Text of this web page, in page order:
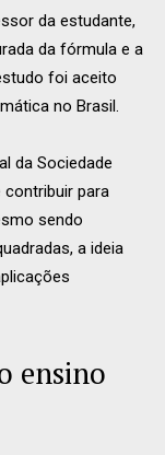
da estudante,
da fórmula e a
foi aceito
no Brasil.
da Sociedade
para
sendo
a ideia
ensino